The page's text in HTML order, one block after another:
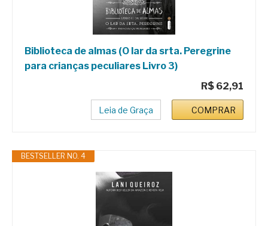
Biblioteca de almas (O lar da srta. Peregrine
para crianças peculiares Livro 3)
R$ 62,91
Leia de Graça COMPRAR
BESTSELLER NO. 4